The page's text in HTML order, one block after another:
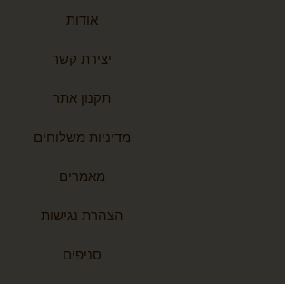
אודות
יצירת קשר
תקנון אתר
מדיניות משלוחים
מאמרים
הצהרת נגישות
סניפים